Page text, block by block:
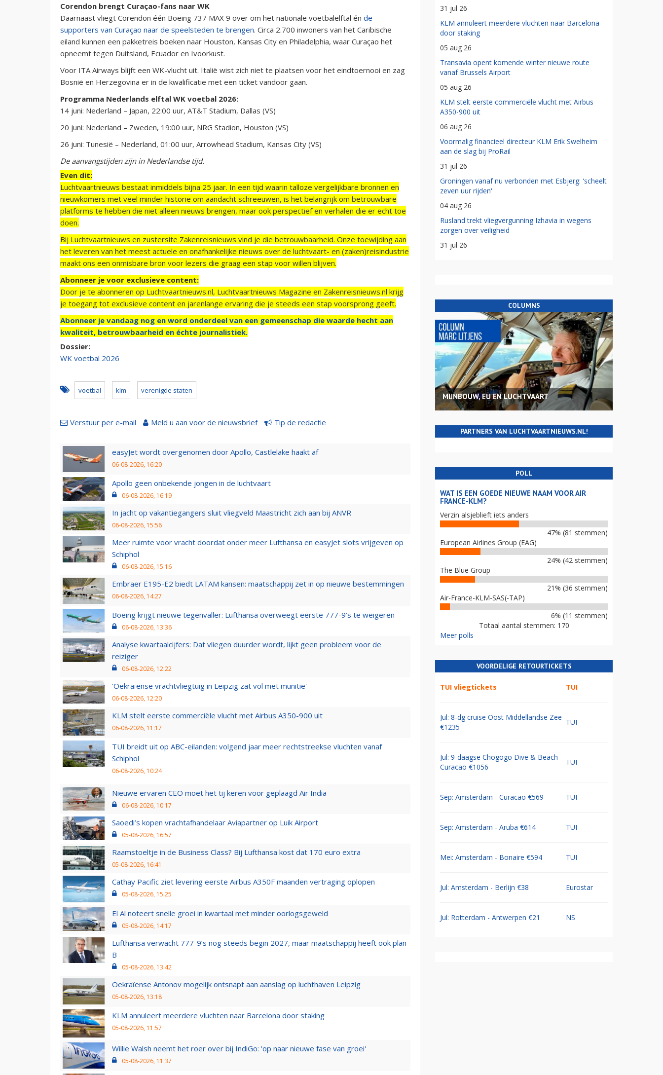
Corendon brengt Curaçao-fans naar WK
Daarnaast vliegt Corendon één Boeing 737 MAX 9 over om het nationale voetbalelftal én de
supporters van Curaçao naar de speelsteden te brengen. Circa 2.700 inwoners van het Caribische
eiland kunnen een pakketreis boeken naar Houston, Kansas City en Philadelphia, waar Curaçao het
opneemt tegen Duitsland, Ecuador en Ivoorkust.
Voor ITA Airways blijft een WK-vlucht uit. Italië wist zich niet te plaatsen voor het eindtoernooi en zag
Bosnië en Herzegovina er in de kwalificatie met een ticket vandoor gaan.
Programma Nederlands elftal WK voetbal 2026:
14 juni: Nederland – Japan, 22:00 uur, AT&T Stadium, Dallas (VS)
20 juni: Nederland – Zweden, 19:00 uur, NRG Stadion, Houston (VS)
26 juni: Tunesië – Nederland, 01:00 uur, Arrowhead Stadium, Kansas City (VS)
De aanvangstijden zijn in Nederlandse tijd.
Even dit:
Luchtvaartnieuws bestaat inmiddels bijna 25 jaar. In een tijd waarin talloze vergelijkbare bronnen en
nieuwkomers met veel minder historie om aandacht schreeuwen, is het belangrijk om betrouwbare
platforms te hebben die niet alleen nieuws brengen, maar ook perspectief en verhalen die er echt toe
doen.
Bij Luchtvaartnieuws en zustersite Zakenreisnieuws vind je die betrouwbaarheid. Onze toewijding aan
het leveren van het meest actuele en onafhankelijke nieuws over de luchtvaart- en (zaken)reisindustrie
maakt ons een onmisbare bron voor lezers die graag een stap voor willen blijven.
Abonneer je voor exclusieve content:
Door je te abonneren op Luchtvaartnieuws.nl, Luchtvaartnieuws Magazine en Zakenreisnieuws.nl krijg
je toegang tot exclusieve content en jarenlange ervaring die je steeds een stap voorsprong geeft.
Abonneer je vandaag nog en word onderdeel van een gemeenschap die waarde hecht aan
kwaliteit, betrouwbaarheid en échte journalistiek.
Dossier:
WK voetbal 2026
voetbal klm verenigde staten
Verstuur per e-mail Meld u aan voor de nieuwsbrief Tip de redactie
easyJet wordt overgenomen door Apollo, Castlelake haakt af
06-08-2026, 16:20
Apollo geen onbekende jongen in de luchtvaart
06-08-2026, 16:19
In jacht op vakantiegangers sluit vliegveld Maastricht zich aan bij ANVR
06-08-2026, 15:56
Meer ruimte voor vracht doordat onder meer Lufthansa en easyJet slots vrijgeven op
Schiphol
06-08-2026, 15:16
Embraer E195-E2 biedt LATAM kansen: maatschappij zet in op nieuwe bestemmingen
06-08-2026, 14:27
Boeing krijgt nieuwe tegenvaller: Lufthansa overweegt eerste 777-9’s te weigeren
06-08-2026, 13:36
Analyse kwartaalcijfers: Dat vliegen duurder wordt, lijkt geen probleem voor de
reiziger
06-08-2026, 12:22
'Oekraïense vrachtvliegtuig in Leipzig zat vol met munitie'
06-08-2026, 12:20
KLM stelt eerste commerciële vlucht met Airbus A350-900 uit
06-08-2026, 11:17
TUI breidt uit op ABC-eilanden: volgend jaar meer rechtstreekse vluchten vanaf
Schiphol
06-08-2026, 10:24
Nieuwe ervaren CEO moet het tij keren voor geplaagd Air India
06-08-2026, 10:17
Saoedi’s kopen vrachtafhandelaar Aviapartner op Luik Airport
05-08-2026, 16:57
Raamstoeltje in de Business Class? Bij Lufthansa kost dat 170 euro extra
05-08-2026, 16:41
Cathay Pacific ziet levering eerste Airbus A350F maanden vertraging oplopen
05-08-2026, 15:25
El Al noteert snelle groei in kwartaal met minder oorlogsgeweld
05-08-2026, 14:17
Lufthansa verwacht 777-9’s nog steeds begin 2027, maar maatschappij heeft ook plan
B
05-08-2026, 13:42
Oekraïense Antonov mogelijk ontsnapt aan aanslag op luchthaven Leipzig
05-08-2026, 13:18
KLM annuleert meerdere vluchten naar Barcelona door staking
05-08-2026, 11:57
Willie Walsh neemt het roer over bij IndiGo: 'op naar nieuwe fase van groei'
05-08-2026, 11:37
31 jul 26
KLM annuleert meerdere vluchten naar Barcelona
door staking
05 aug 26
Transavia opent komende winter nieuwe route
vanaf Brussels Airport
05 aug 26
KLM stelt eerste commerciële vlucht met Airbus
A350-900 uit
06 aug 26
Voormalig financieel directeur KLM Erik Swelheim
aan de slag bij ProRail
31 jul 26
Groningen vanaf nu verbonden met Esbjerg: 'scheelt
zeven uur rijden'
04 aug 26
Rusland trekt vliegvergunning Izhavia in wegens
zorgen over veiligheid
31 jul 26
COLUMNS
MIJNBOUW, EU EN LUCHTVAART
PARTNERS VAN LUCHTVAARTNIEUWS.NL!
POLL
WAT IS EEN GOEDE NIEUWE NAAM VOOR AIR
FRANCE-KLM?
Verzin alsjeblieft iets anders
47% (81 stemmen)
European Airlines Group (EAG)
24% (42 stemmen)
The Blue Group
21% (36 stemmen)
Air-France-KLM-SAS(-TAP)
6% (11 stemmen)
Totaal aantal stemmen: 170
Meer polls
VOORDELIGE RETOURTICKETS
TUI vliegtickets TUI
Jul: 8-dg cruise Oost Middellandse Zee
€1235
TUI
Jul: 9-daagse Chogogo Dive & Beach
Curacao €1056
TUI
Sep: Amsterdam - Curacao €569 TUI
Sep: Amsterdam - Aruba €614 TUI
Mei: Amsterdam - Bonaire €594 TUI
Jul: Amsterdam - Berlijn €38 Eurostar
Jul: Rotterdam - Antwerpen €21 NS